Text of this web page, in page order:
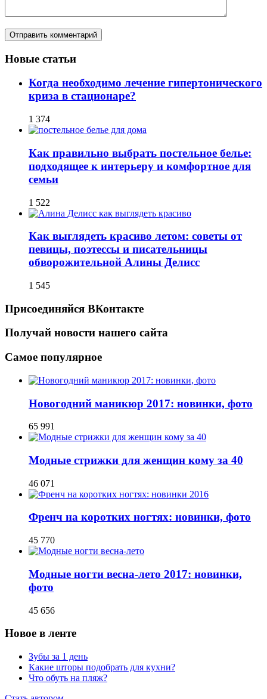
Новые статьи
Когда необходимо лечение гипертонического
криза в стационаре?
1 374
Как правильно выбрать постельное белье:
подходящее к интерьеру и комфортное для
семьи
1 522
Как выглядеть красиво летом: советы от
певицы, поэтессы и писательницы
обворожительной Алины Делисс
1 545
Присоединяйся ВКонтакте
Получай новости нашего сайта
Самое популярное
Новогодний маникюр 2017: новинки, фото
65 991
Модные стрижки для женщин кому за 40
46 071
Френч на коротких ногтях: новинки, фото
45 770
Модные ногти весна-лето 2017: новинки,
фото
45 656
Новое в ленте
Зубы за 1 день
Какие шторы подобрать для кухни?
Что обуть на пляж?